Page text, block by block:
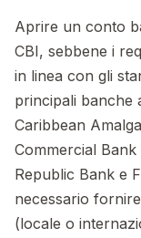
Aprire un conto
CBI, sebbene i
in linea con gli
principali banche
Caribbean
Commercial
Republic Bank e
necessario
(locale o